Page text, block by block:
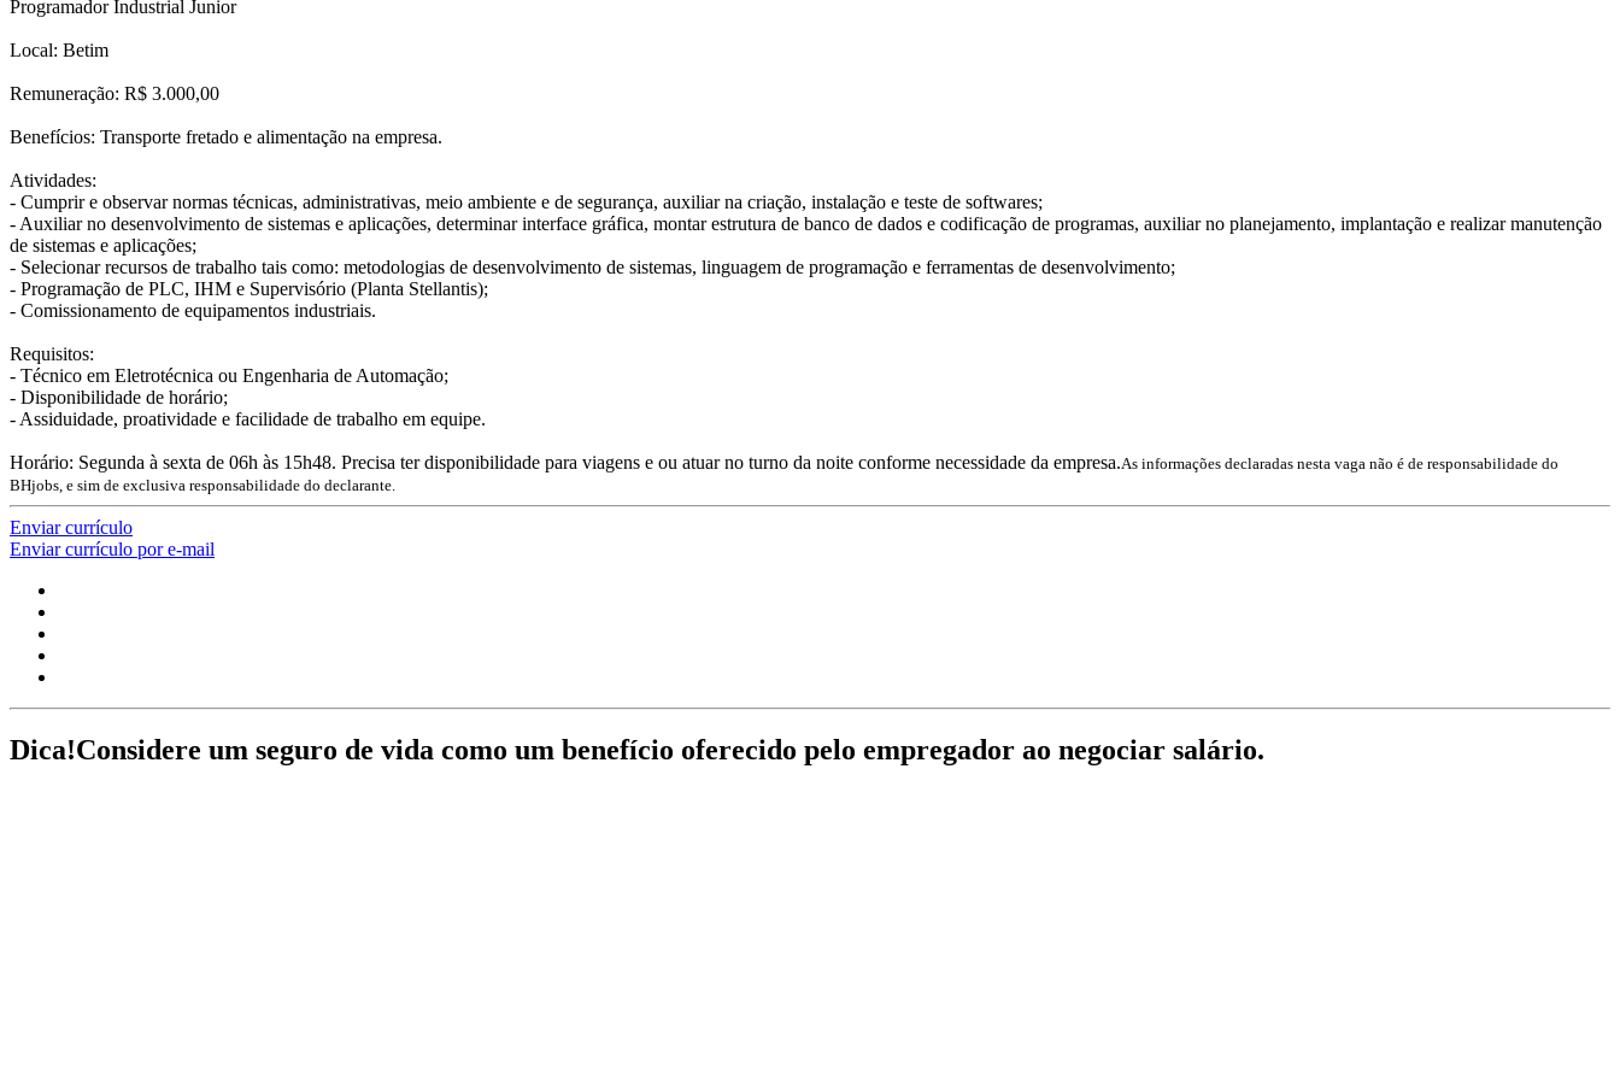
Programador Industrial Junior
Local: Betim
Remuneração: R$ 3.000,00
Benefícios: Transporte fretado e alimentação na empresa.
Atividades:
- Cumprir e observar normas técnicas, administrativas, meio ambiente e de segurança, auxiliar na criação, instalação e teste de softwares;
- Auxiliar no desenvolvimento de sistemas e aplicações, determinar interface gráfica, montar estrutura de banco de dados e codificação de programas, auxiliar no planejamento, implantação e realizar manutenção
de sistemas e aplicações;
- Selecionar recursos de trabalho tais como: metodologias de desenvolvimento de sistemas, linguagem de programação e ferramentas de desenvolvimento;
- Programação de PLC, IHM e Supervisório (Planta Stellantis);
- Comissionamento de equipamentos industriais.
Requisitos:
- Técnico em Eletrotécnica ou Engenharia de Automação;
- Disponibilidade de horário;
- Assiduidade, proatividade e facilidade de trabalho em equipe.
Horário: Segunda à sexta de 06h às 15h48. Precisa ter disponibilidade para viagens e ou atuar no turno da noite conforme necessidade da empresa.As informações declaradas nesta vaga não é de responsabilidade do
BHjobs, e sim de exclusiva responsabilidade do declarante.
Enviar currículo
Enviar currículo por e-mail
Dica!Considere um seguro de vida como um benefício oferecido pelo empregador ao negociar salário.